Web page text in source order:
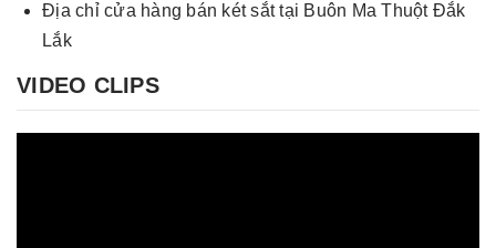
Địa chỉ cửa hàng bán két sắt tại Buôn Ma Thuột Đắk
Lắk
VIDEO CLIPS